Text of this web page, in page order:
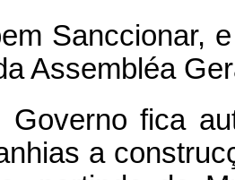
Sanccionar,
Assembléa
Governo fica
a